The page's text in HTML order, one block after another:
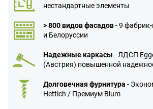
нестандартные элементы
> 800 видов фасадов- 9
и Белоруссии
Надежные каркасы - ЛДСП
(Австрия) повышенной
Долговечная фурнитура -
Hettich / Премиум Blum